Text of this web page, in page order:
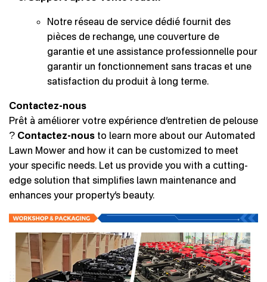
Notre réseau de service dédié fournit des
pièces de rechange, une couverture de
garantie et une assistance professionnelle pour
garantir un fonctionnement sans tracas et une
satisfaction du produit à long terme.
Contactez-nous
Prêt à améliorer votre expérience d’entretien de pelouse
? Contactez-nous to learn more about our Automated
Lawn Mower and how it can be customized to meet
your specific needs. Let us provide you with a cutting-
edge solution that simplifies lawn maintenance and
enhances your property’s beauty.